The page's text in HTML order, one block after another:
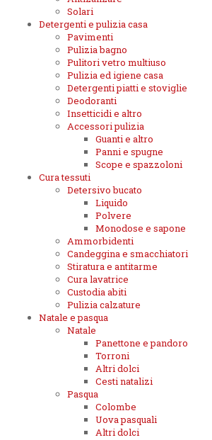
Solari
Detergenti e pulizia casa
Pavimenti
Pulizia bagno
Pulitori vetro multiuso
Pulizia ed igiene casa
Detergenti piatti e stoviglie
Deodoranti
Insetticidi e altro
Accessori pulizia
Guanti e altro
Panni e spugne
Scope e spazzoloni
Cura tessuti
Detersivo bucato
Liquido
Polvere
Monodose e sapone
Ammorbidenti
Candeggina e smacchiatori
Stiratura e antitarme
Cura lavatrice
Custodia abiti
Pulizia calzature
Natale e pasqua
Natale
Panettone e pandoro
Torroni
Altri dolci
Cesti natalizi
Pasqua
Colombe
Uova pasquali
Altri dolci